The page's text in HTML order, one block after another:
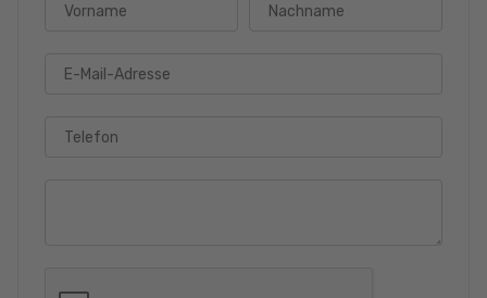
Vorname Nachname
E-Mail-Adresse
Telefon